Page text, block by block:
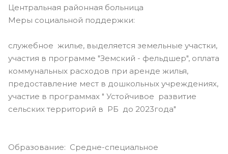
Центральная районная больница
Меры социальной поддержки:
служебное жилье, выделяется земельные участки,
участия в программе "Земский - фельдшер", оплата
коммунальных расходов при аренде жилья,
предоставление мест в дошкольных учреждениях,
участие в программах " Устойчивое развитие
сельских территорий в РБ до 2023года"
Образование: Средне-специальное